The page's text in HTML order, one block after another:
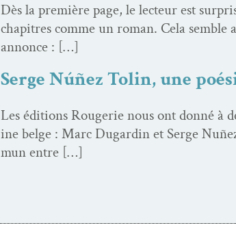
Dès la pre­mière page, le lecteur est
chapitres comme un roman. Cela
annonce : […]
Serge Núñez Tolin, une
Les édi­tions Rougerie nous ont don­né à
ine belge : Marc Dugardin et Serge
mun entre […]